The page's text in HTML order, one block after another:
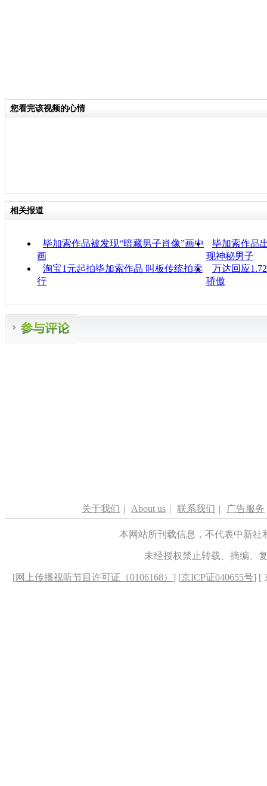
分类名称：CNSTV
您看完该视频的心情
相关报道
毕加索作品被发现“暗藏男子肖像”画中
画
毕加索作品
现神秘男子
淘宝1元起拍毕加索作品 叫板传统拍卖
行
万达回应
骄傲
关于我们 | About us | 联系我们 | 广告服务
本网站所刊载信息，不代表中新
未经授权禁止转载、摘编、
[网上传播视听节目许可证（0106168） ] [京ICP证040655号] [